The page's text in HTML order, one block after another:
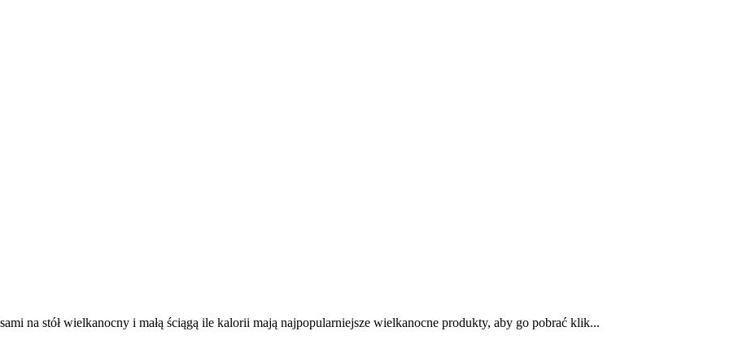
na stół wielkanocny i małą ściągą ile kalorii mają najpopularniejsze wielkanocne produkty, aby go pobrać klik...